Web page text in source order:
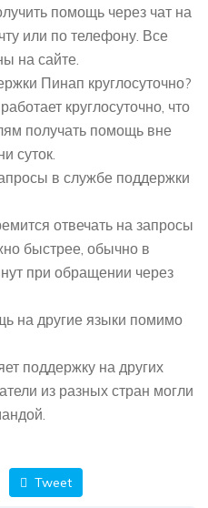
помощь через чат на
или по телефону. Все
на сайте.
Пинап круглосуточно?
круглосуточно, что
получать помощь вне
суток.
в службе поддержки
отвечать на запросы
быстрее, обычно в
при обращении через
на другие языки помимо
поддержку на других
из разных стран могли
Tweet